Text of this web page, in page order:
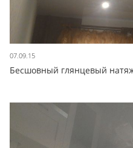
07.09.15
Бесшовный глянцевый